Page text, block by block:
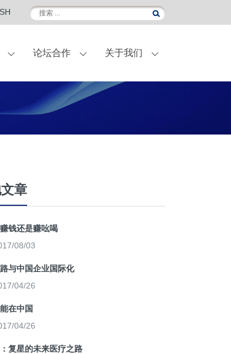
峰会 国际访问
论坛合作
联名定制葡萄酒
关于我们
章
钱还是赚吆喝
08/03
与中国企业国际化
04/26
在中国
04/26
复星的未来医疗之路